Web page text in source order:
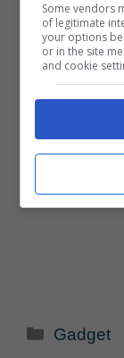
Categorie
Gadget
Some vendors
of legitimate
your options
or in the site
and cookie